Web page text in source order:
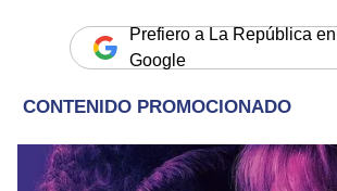
Prefiero a La República en
Google